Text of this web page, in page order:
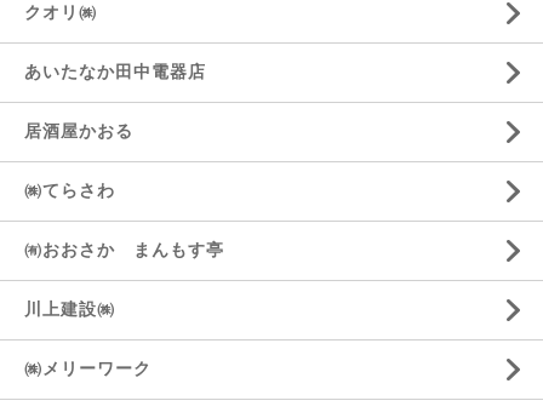
クオリ㈱
あいたなか田中電器店
居酒屋かおる
㈱てらさわ
㈲おおさか まんもす亭
川上建設㈱
㈱メリーワーク